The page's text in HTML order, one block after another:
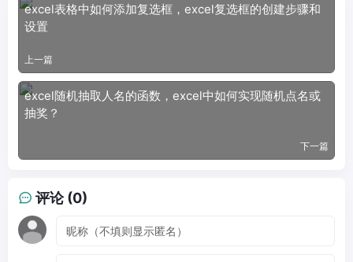
excel表格中如何添加复选框，excel复选框的创建步骤和
设置
上一篇
excel随机抽取人名的函数，excel中如何实现随机点名或
抽奖？
下一篇
评论 (0)